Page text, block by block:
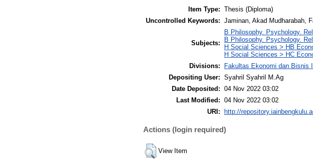
Item Type: Thesis (Diploma)
Uncontrolled Keywords: Jaminan, Akad Mudharabah,
Subjects:
B Philosophy. Psychology.
B Philosophy. Psychology.
H Social Sciences > HB
H Social Sciences > HC
Divisions:
Fakultas Ekonomi dan Bisnis
Depositing User: Syahril Syahril M.Ag
Date Deposited: 04 Nov 2022 03:02
Last Modified: 04 Nov 2022 03:02
URI:
http://
Actions (login required)
View Item